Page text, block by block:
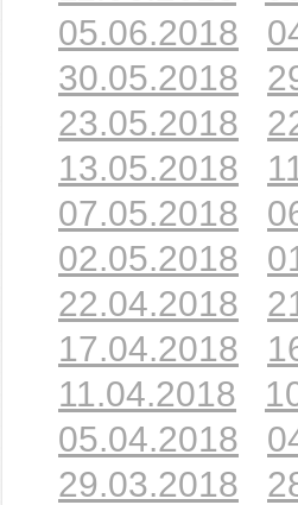
05.06.2018
30.05.2018
23.05.2018
13.05.2018
07.05.2018
02.05.2018
22.04.2018
17.04.2018
11.04.2018
05.04.2018
29.03.2018